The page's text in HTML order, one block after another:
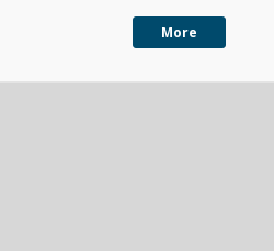
More